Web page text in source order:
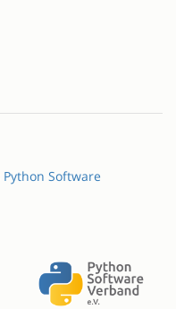
Python Software